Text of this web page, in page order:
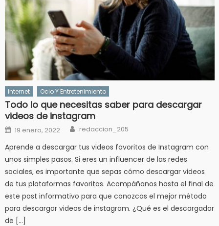
Internet Ocio Y Entretenimiento
Todo lo que necesitas saber para descargar
videos de instagram
Posted
on
19 enero, 2022 Author
redaccion_205
Aprende a descargar tus videos favoritos de Instagram con
unos simples pasos. Si eres un influencer de las redes
sociales, es importante que sepas cómo descargar videos
de tus plataformas favoritas. Acompáñanos hasta el final de
este post informativo para que conozcas el mejor método
para descargar videos de instagram. ¿Qué es el descargador
de […]